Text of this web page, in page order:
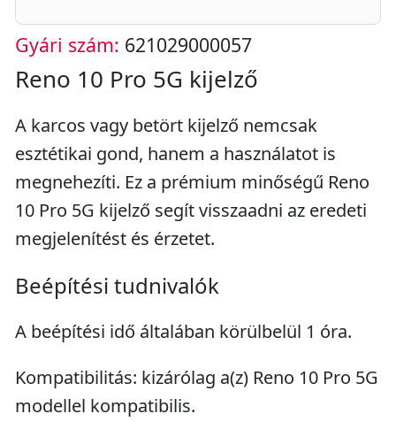
Gyári szám: 621029000057
Reno 10 Pro 5G kijelző
A karcos vagy betört kijelző nemcsak
esztétikai gond, hanem a használatot is
megnehezíti. Ez a prémium minőségű Reno
10 Pro 5G kijelző segít visszaadni az eredeti
megjelenítést és érzetet.
Beépítési tudnivalók
A beépítési idő általában körülbelül 1 óra.
Kompatibilitás: kizárólag a(z) Reno 10 Pro 5G
modellel kompatibilis.